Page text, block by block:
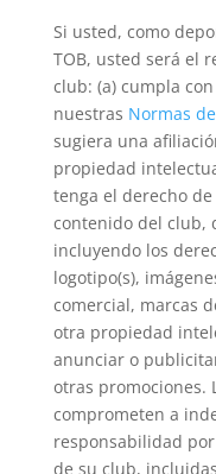
Si usted, como
TOB, usted será el
club: (a) cumpla
nuestras Normas
sugiera una
propiedad
tenga el derecho
contenido del club,
incluyendo los
logotipo(s),
comercial, marcas
otra propiedad
anunciar o
otras promociones.
comprometen a
responsabilidad
de su club,